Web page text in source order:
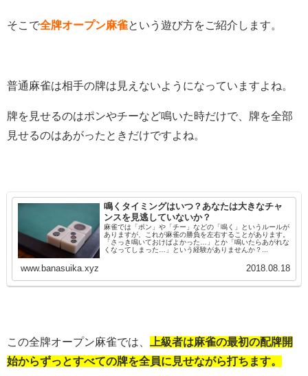
そこで全牌オープン麻雀という遊び方をご紹介します。
普通麻雀は相手の牌は見えないようになっていますよね。
牌を見せるのはポンやチーなど鳴いた時だけで、牌を全部
見せるのはあがったときだけですよね。
鳴くタイミングはいつ？あなたは大きなチャ
ンスを見逃していないか？
麻雀では「ポン」や「チー」などの「鳴く」というルールが
ありますが、これが麻雀の勝負を左右することがあります。
「さっき鳴いておけばよかった…」とか「鳴いたらあがれな
くなってしまった…」という経験がありませんか？...
www.banasuika.xyz 2018.08.18
この全牌オープン麻雀では、 上級者は麻雀の最初の配牌開
始からずっとすべての牌を全員に見せながら打ちます。